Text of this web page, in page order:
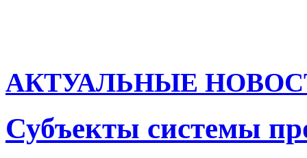
АКТУАЛЬНЫЕ
Субъекты системы